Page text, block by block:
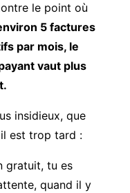
le point où
5 factures
par mois, le
vaut plus
insidieux, que
est trop tard :
gratuit, tu es
quand il y